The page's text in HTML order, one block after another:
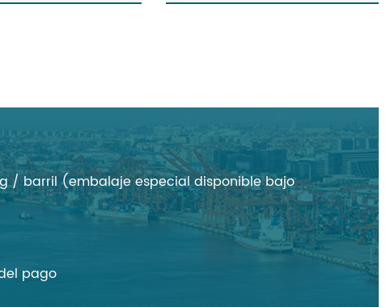
/ barril (embalaje especial disponible bajo
pago